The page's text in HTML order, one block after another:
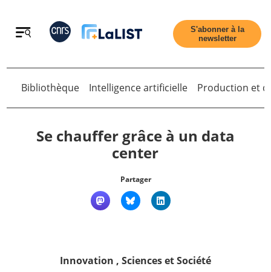
Retour
S'abonner à la
newsletter
Bibliothèque
Intelligence artificielle Production et
Se chauffer grâce à un data
center
Partager
Innovation , Sciences et Société